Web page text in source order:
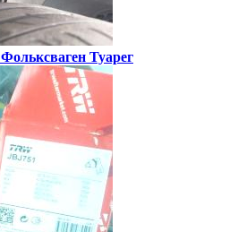
Фольксваген Туарег